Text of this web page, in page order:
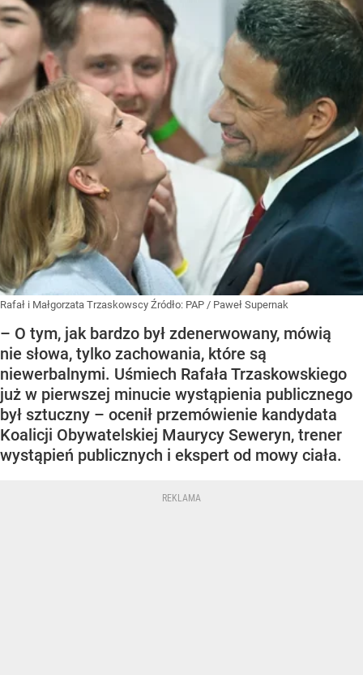
Rafał i Małgorzata Trzaskowscy Źródło: PAP / Paweł Supernak
– O tym, jak bardzo był zdenerwowany, mówią
nie słowa, tylko zachowania, które są
niewerbalnymi. Uśmiech Rafała Trzaskowskiego
już w pierwszej minucie wystąpienia publicznego
był sztuczny – ocenił przemówienie kandydata
Koalicji Obywatelskiej Maurycy Seweryn, trener
wystąpień publicznych i ekspert od mowy ciała.